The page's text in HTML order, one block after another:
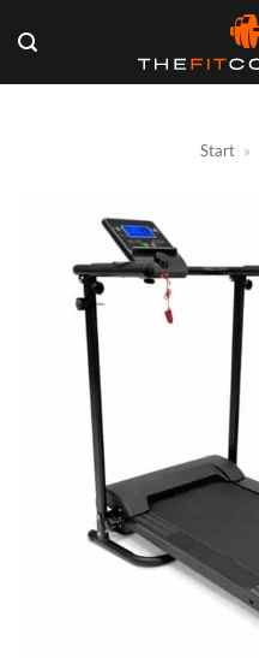
Inhalt
springen
Start »